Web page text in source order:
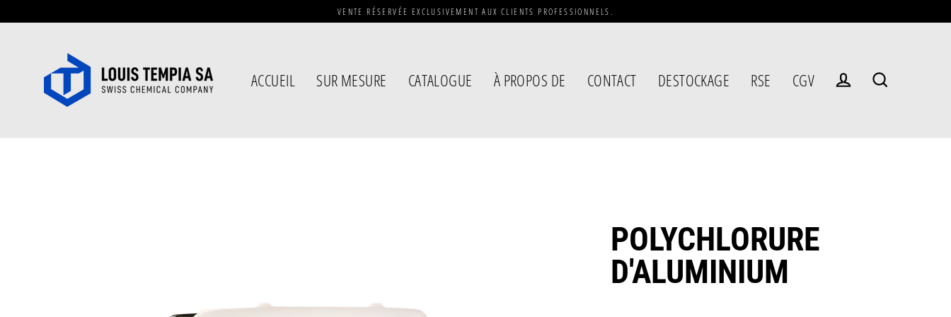
VENTE RÉSERVÉE EXCLUSIVEMENT AUX CLIENTS PROFESSIONNELS.
ACCUEIL SUR MESURE CATALOGUE À PROPOS DE CONTACT DESTOCKAGE RSE
CGV
POLYCHLORURE
D'ALUMINIUM